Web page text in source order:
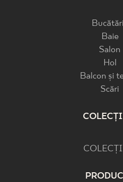
Baie
Salon
Hol
Balcon și
Scări